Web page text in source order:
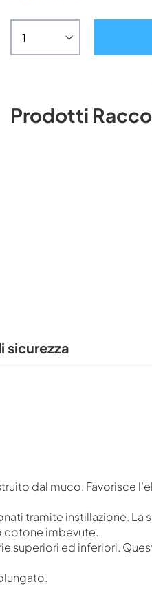
Prodotti
dal muco. Favorisce
tramite instillazione.
cotone imbevute.
superiori ed inferiori.
sicurezza